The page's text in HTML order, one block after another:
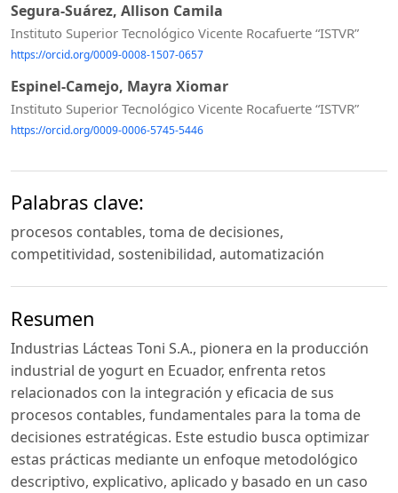
Segura-Suárez, Allison Camila
Instituto Superior Tecnológico Vicente Rocafuerte “ISTVR”
https://orcid.org/0009-0008-1507-0657
Espinel-Camejo, Mayra Xiomar
Instituto Superior Tecnológico Vicente Rocafuerte “ISTVR”
https://orcid.org/0009-0006-5745-5446
Palabras clave:
procesos contables, toma de decisiones,
competitividad, sostenibilidad, automatización
Resumen
Industrias Lácteas Toni S.A., pionera en la producción
industrial de yogurt en Ecuador, enfrenta retos
relacionados con la integración y eficacia de sus
procesos contables, fundamentales para la toma de
decisiones estratégicas. Este estudio busca optimizar
estas prácticas mediante un enfoque metodológico
descriptivo, explicativo, aplicado y basado en un caso